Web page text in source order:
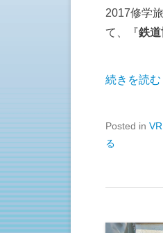
2017修学
て、『鉄
続きを読
Posted in VR
る